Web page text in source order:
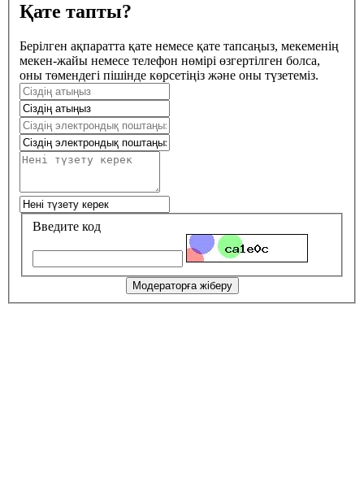
Қате тапты?
Берілген ақпаратта қате немесе қате тапсаңыз, мекеменің
мекен-жайы немесе телефон нөмірі өзгертілген болса,
оны төмендегі пішінде көрсетіңіз және оны түзетеміз.
Введите код
Модераторға жіберу